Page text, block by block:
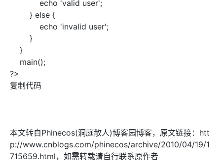
echo 'valid user';
} else {
echo 'invalid user';
}
}
main();
?>
复制代码
本文转自Phinecos(洞庭散人)博客园博客，原文链接：htt
p://www.cnblogs.com/phinecos/archive/2010/04/19/1
715659.html，如需转载请自行联系原作者